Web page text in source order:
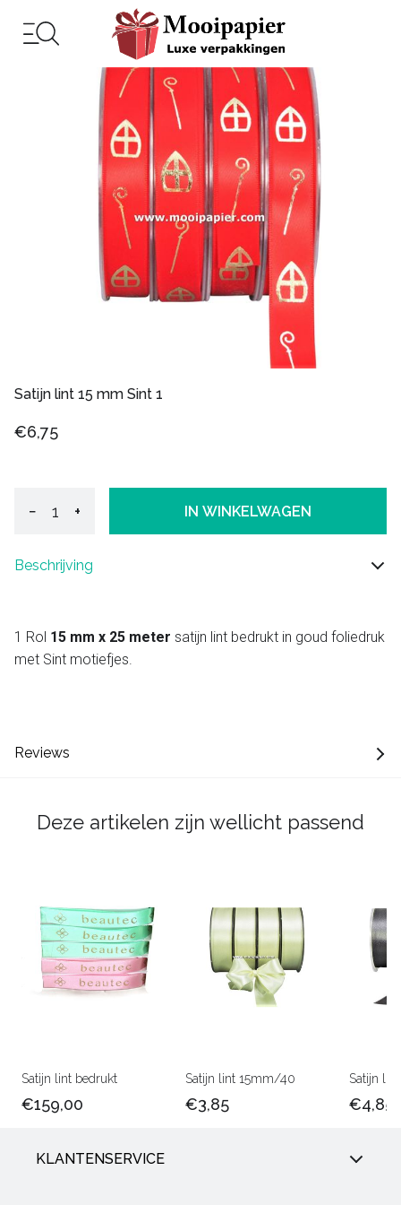
Satijn lint 15 mm Sint 1
€6,75
− + IN WINKELWAGEN
Beschrijving
1 Rol 15 mm x 25 meter satijn lint bedrukt in goud foliedruk
met Sint motiefjes.
Reviews
Deze artikelen zijn wellicht passend
Satijn lint bedrukt
€159,00
Satijn lint 15mm/40
€3,85
Satijn
€4,85
KLANTENSERVICE